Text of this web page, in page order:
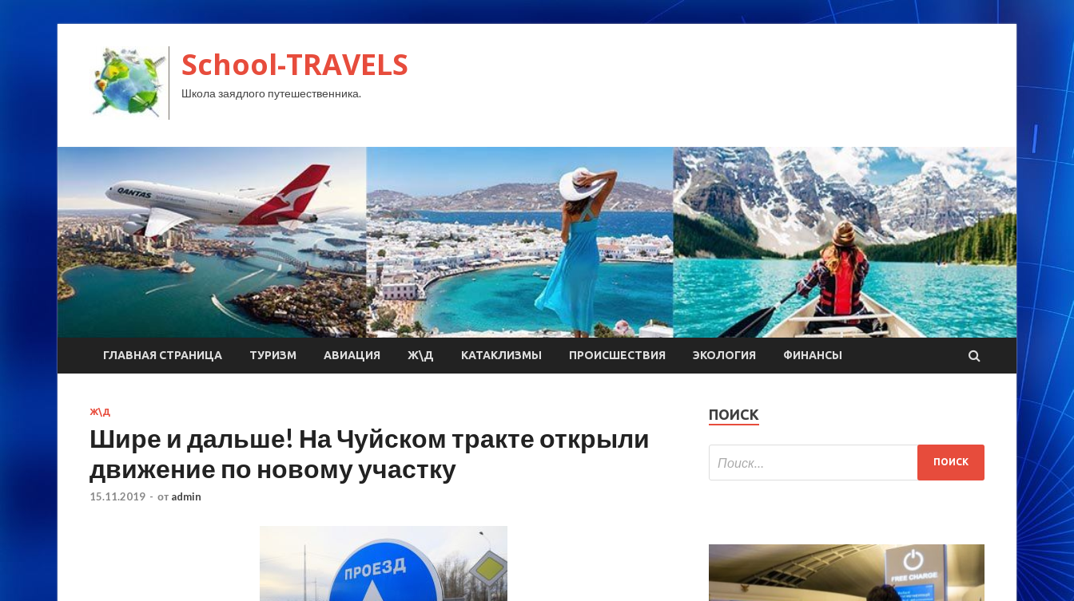
School-TRAVELS
Школа заядлого путешественника.
ГЛАВНАЯ СТРАНИЦА ТУРИЗМ АВИАЦИЯ Ж\Д КАТАКЛИЗМЫ ПРОИСШЕСТВИЯ ЭКОЛОГИЯ ФИНАНСЫ
Ж\Д
Шире и дальше! На Чуйском тракте открыли
движение по новому участку
15.11.2019 - от admin
ПОИСК